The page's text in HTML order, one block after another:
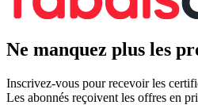
Ne manquez plus les
Inscrivez-vous pour recevoir les
Les abonnés reçoivent les offres en